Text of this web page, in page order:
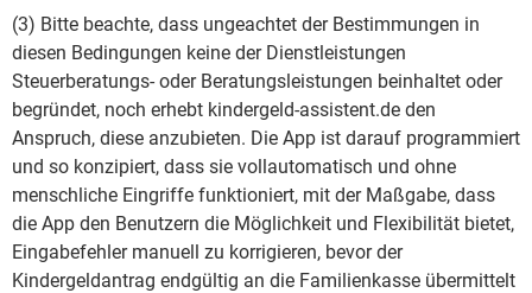
(3) Bitte beachte, dass ungeachtet der Bestimmungen in
diesen Bedingungen keine der Dienstleistungen
Steuerberatungs- oder Beratungsleistungen beinhaltet oder
begründet, noch erhebt kindergeld-assistent.de den
Anspruch, diese anzubieten. Die App ist darauf programmiert
und so konzipiert, dass sie vollautomatisch und ohne
menschliche Eingriffe funktioniert, mit der Maßgabe, dass
die App den Benutzern die Möglichkeit und Flexibilität bietet,
Eingabefehler manuell zu korrigieren, bevor der
Kindergeldantrag endgültig an die Familienkasse übermittelt